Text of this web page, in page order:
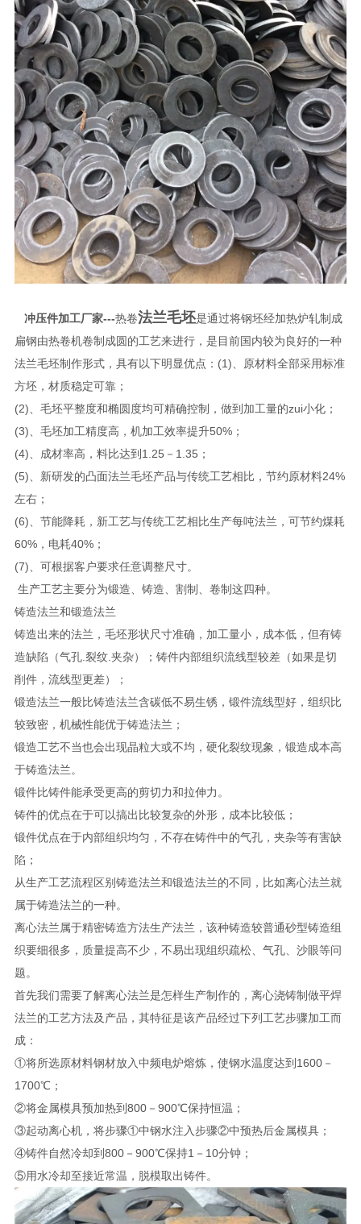
冲压件加工厂家---热卷法兰毛坯是通过将钢坯经加热炉轧制成
扁钢由热卷机卷制成圆的工艺来进行，是目前国内较为良好的一种
法兰毛坯制作形式，具有以下明显优点：(1)、原材料全部采用标准
方坯，材质稳定可靠；
(2)、毛坯平整度和椭圆度均可精确控制，做到加工量的zui小化；
(3)、毛坯加工精度高，机加工效率提升50%；
(4)、成材率高，料比达到1.25－1.35；
(5)、新研发的凸面法兰毛坯产品与传统工艺相比，节约原材料24%
左右；
(6)、节能降耗，新工艺与传统工艺相比生产每吨法兰，可节约煤耗
60%，电耗40%；
(7)、可根据客户要求任意调整尺寸。
生产工艺主要分为锻造、铸造、割制、卷制这四种。
铸造法兰和锻造法兰
铸造出来的法兰，毛坯形状尺寸准确，加工量小，成本低，但有铸
造缺陷（气孔.裂纹.夹杂）；铸件内部组织流线型较差（如果是切
削件，流线型更差）；
锻造法兰一般比铸造法兰含碳低不易生锈，锻件流线型好，组织比
较致密，机械性能优于铸造法兰；
锻造工艺不当也会出现晶粒大或不均，硬化裂纹现象，锻造成本高
于铸造法兰。
锻件比铸件能承受更高的剪切力和拉伸力。
铸件的优点在于可以搞出比较复杂的外形，成本比较低；
锻件优点在于内部组织均匀，不存在铸件中的气孔，夹杂等有害缺
陷；
从生产工艺流程区别铸造法兰和锻造法兰的不同，比如离心法兰就
属于铸造法兰的一种。
离心法兰属于精密铸造方法生产法兰，该种铸造较普通砂型铸造组
织要细很多，质量提高不少，不易出现组织疏松、气孔、沙眼等问
题。
首先我们需要了解离心法兰是怎样生产制作的，离心浇铸制做平焊
法兰的工艺方法及产品，其特征是该产品经过下列工艺步骤加工而
成：
①将所选原材料钢材放入中频电炉熔炼，使钢水温度达到1600－
1700℃；
②将金属模具预加热到800－900℃保持恒温；
③起动离心机，将步骤①中钢水注入步骤②中预热后金属模具；
④铸件自然冷却到800－900℃保持1－10分钟；
⑤用水冷却至接近常温，脱模取出铸件。